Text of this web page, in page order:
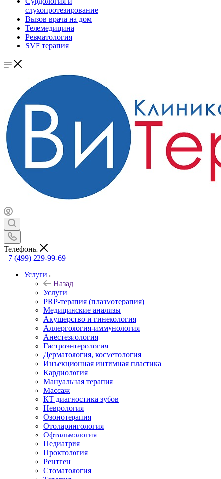
слухопротезирование
Вызов врача на дом
Телемедицина
Ревматология
SVF терапия
Телефоны
+7 (499) 229-99-69
Услуги
Назад
Услуги
PRP-терапия (плазмотерапия)
Медицинские анализы
Акушерство и гинекология
Аллергология-иммунология
Анестезиология
Гастроэнтерология
Дерматология, косметология
Инъекционная интимная пластика
Кардиология
Мануальная терапия
Массаж
КТ диагностика зубов
Неврология
Озонотерапия
Отоларингология
Офтальмология
Педиатрия
Проктология
Рентген
Стоматология